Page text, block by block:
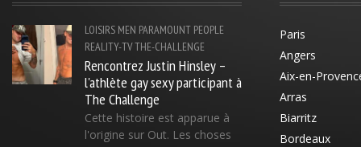
LOISIRS MEN PARAMOUNT PEOPLE
REALITY-TVTHE-CHALLENGE
Rencontrez Justin Hinsley –
l'athlète gay sexy participant à
The Challenge
Cette histoire est apparue à
l'origine sur Out. Les choses
Paris
Angers
Aix-en-
Arras
Biarritz
Bordeaux